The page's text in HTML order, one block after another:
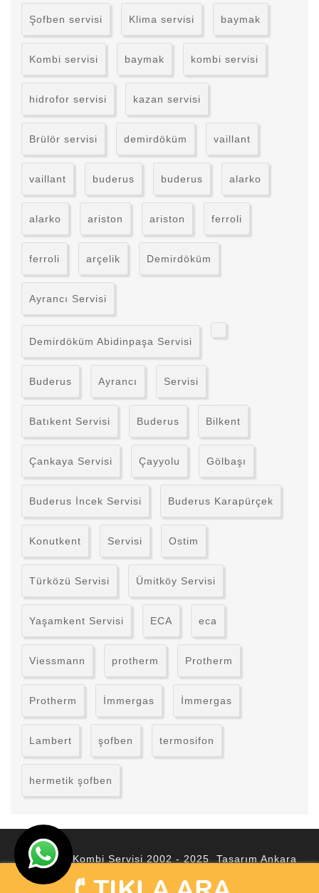
Şofben servisi Klima servisi baymak
Kombi servisi baymak kombi servisi
hidrofor servisi kazan servisi
Brülör servisi demirdöküm vaillant
vaillant buderus buderus alarko
alarko ariston ariston ferroli
ferroli arçelik Demirdöküm
Ayrancı Servisi
Demirdöküm Abidinpaşa Servisi
Buderus Ayrancı Servisi
Batıkent Servisi Buderus Bilkent
Çankaya Servisi Çayyolu Gölbaşı
Buderus İncek Servisi Buderus Karapürçek
Konutkent Servisi Ostim
Türközü Servisi Ümitköy Servisi
Yaşamkent Servisi ECA eca
Viessmann protherm Protherm
Protherm İmmergas İmmergas
Lambert şofben termosifon
hermetik şofben
© Ankara Kombi Servisi 2002 - 2025 TasarımAnkara